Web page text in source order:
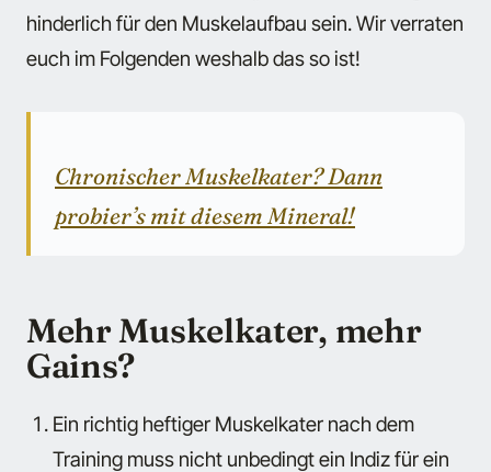
hinderlich für den Muskelaufbau sein. Wir verraten
euch im Folgenden weshalb das so ist!
Chronischer Muskelkater? Dann
probier’s mit diesem Mineral!
Mehr Muskelkater, mehr
Gains?
Ein richtig heftiger Muskelkater nach dem
Training muss nicht unbedingt ein Indiz für ein